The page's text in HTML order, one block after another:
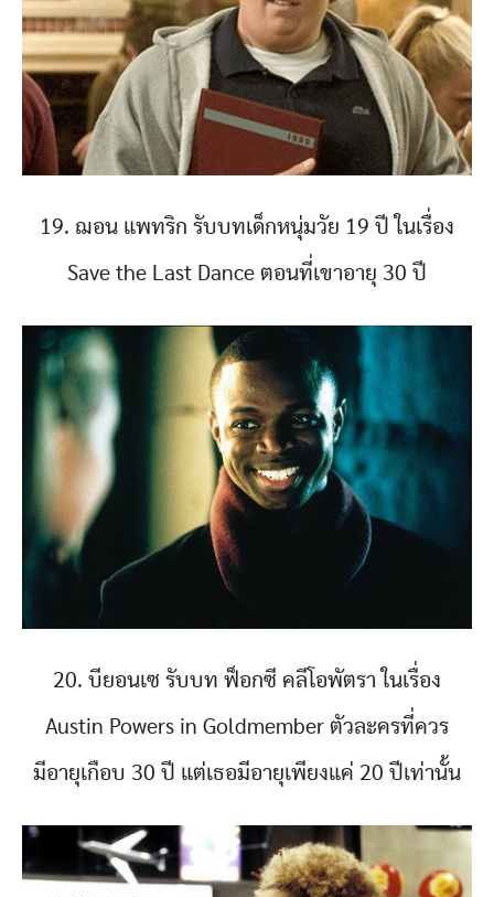
19. ฌอน แพทริก รับบทเด็กหนุ่มวัย 19 ปี ในเรื่อง
Save the Last Dance ตอนที่เขาอายุ 30 ปี
20. บียอนเซ รับบท ฟ็อกซี คลีโอพัตรา ในเรื่อง
Austin Powers in Goldmember ตัวละครที่ควร
มีอายุเกือบ 30 ปี แต่เธอมีอายุเพียงแค่ 20 ปีเท่านั้น